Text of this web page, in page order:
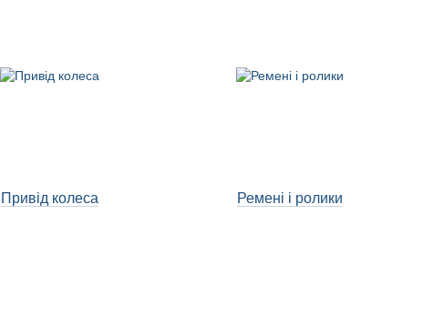
Привід колеса Ремені і ролики